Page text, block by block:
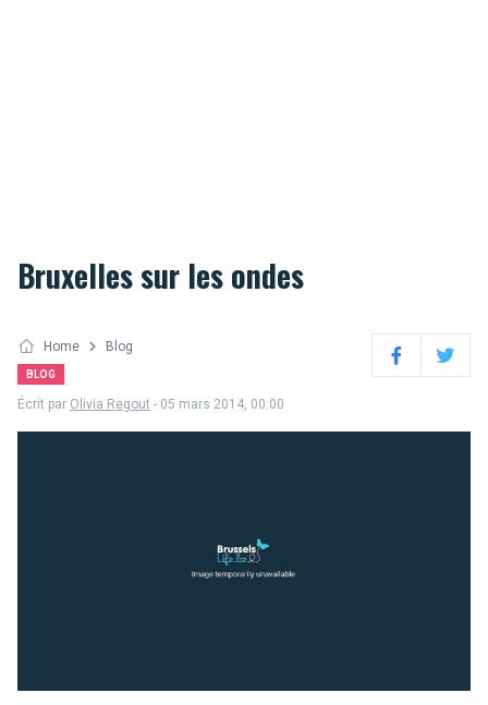
Bruxelles sur les ondes
Home Blog
BLOG FacebookTwitter
Écrit par Olivia Regout - 05 mars 2014, 00:00